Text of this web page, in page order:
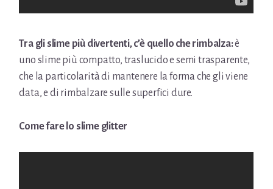
Tra gli slime più divertenti, c’è quello che rimbalza:è
uno slime più compatto, traslucido e semi trasparente,
che la particolarità di mantenere la forma che gli viene
data, e di rimbalzare sulle superfici dure.
Come fare lo slime glitter